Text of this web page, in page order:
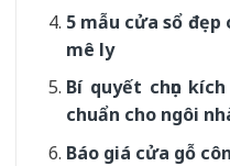
5 mẫu cửa sổ đẹp
mê ly
Bí quyết chọn
chuẩn cho ngôi
Báo giá cửa gỗ